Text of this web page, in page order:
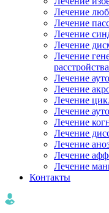
Лечение
Лечение
Лечение
Лечение
Лечение
расстройства
Лечение
Лечение
Лечение
Лечение
Лечение
Лечение
Лечение
Лечение
Лечение
Контакты